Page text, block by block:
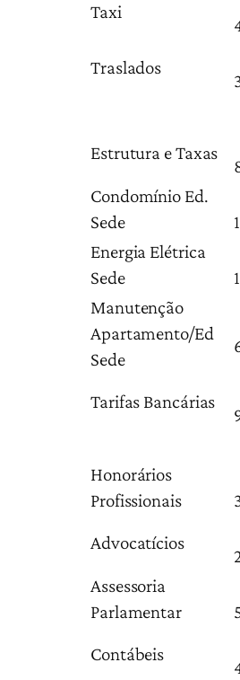
Taxi
Traslados
Estrutura e Taxas
Condomínio Ed.
Sede
Energia Elétrica
Sede
Manutenção
Apartamento/Ed
Sede
Tarifas Bancárias
Honorários
Profissionais
Advocatícios
Assessoria
Parlamentar
Contábeis